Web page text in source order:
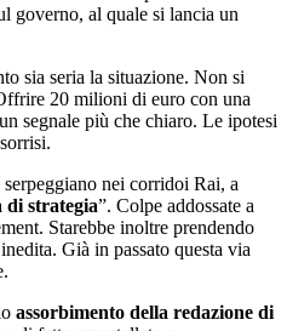
governo, al quale si lancia un
sia seria la situazione. Non si
20 milioni di euro con una
segnale più che chiaro. Le ipotesi
nei corridoi Rai, a
di strategia”. Colpe addossate a
Starebbe inoltre prendendo
Già in passato questa via
assorbimento della redazione di